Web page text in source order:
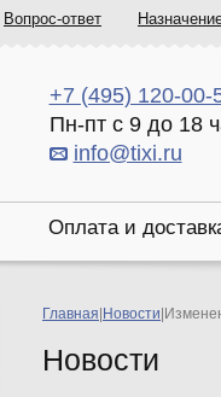
Вопрос-ответ
+7 (495) 120-00-
Пн-пт с 9 до 18
info@tixi.ru
Оплата и
Главная Новости
Новости